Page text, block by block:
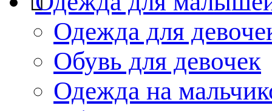
Одежда для
Обувь для девочек
Одежда на